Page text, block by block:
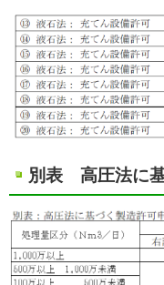
別表 高圧法に